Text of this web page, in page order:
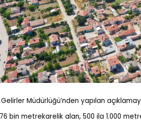
Müdürlüğü’nden yapılan
bin metrekarelik alan, 500 ila 1.000